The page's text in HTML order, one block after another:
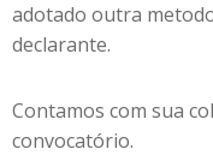
adotado outra
declarante.
Contamos com sua
convocatório.